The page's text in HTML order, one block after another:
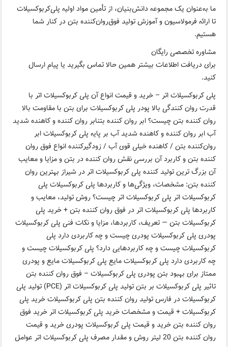
ما به‌عنوان یک مجموعه دانش‌بنیان، از تأمین مواد اولیه پلی‌کربوکسیلات
تا ارائه فرمولاسیون و آموزش تولید فوق‌روان‌کننده بتن در کنار شما
هستیم.
مشاوره تخصصی رایگان
برای دریافت اطلاعات بیشتر همین حالا تماس بگیرید یا پیام ارسال
کنید.
پلی کربوکسیلات اتر – خرید و قیمت انواع آن پلی کربوکسیلات اتر با
قدرت روان کنندگی بالا پودر پلی کربوکسیلات برای بتن با مقاومت بالا
روان کننده بتن چیست؟ ابر روان کننده بتنابر روان کننده و کاهنده شدید
آب ابر روان کننده و کاهنده شدید آب بر پایه پلی کربوکسیلات ابر
روان‌کننده بتن / کاهنده خیلی قوی آب / زودگیر‌کننده انواع فوق روان
کننده بتن و کاربرد آن بررسی نقش روان کننده در بتن و مزایا و معایب
آن بزرگ ترین تولید کننده پلی کربوکسیلات اتر در شیراز بهترین روان
کننده بتن: مشخصات، ویژگی‌ها و کاربردها پلی کربوکسیلات پلی
کربوکسیلات اتر پلی کربوکسیلات اتر چیست؟ روش تولید، معایب و
کاربردها پلی کربوکسیلات اتر در فوق روان کننده بتن + خرید پلی
کربوکسیلات بتن — تعریف، کاربردها، مزایا و نکات فنی پلی کربوکسیلات
پودری پلی کربوکسیلات پودری چیست و چه کاربردی دارد پلی
کربوکسیلات چیست و چه کاربردهایی دارد؟ پلی کربوکسیلات چیست و
چه کاربردی دارد پلی کربوکسیلات مایع پلی کربوکسیلات مایع و پودری
ممتاز برای بهبود بتن پودری پلی کربوکسیلات – فوق روان کننده بتن
تاثیر پلی کربوکسیلات بر بتن تولید پلی کربوکسیلات اتر (PCE) تولید پلی
کربوکسیلات در فارس تولید روان کننده بتن پلی کربوکسیلات خرید پلی
کربوکسیلات + قیمت و مشخصات خرید پلی کربوکسیلات اتر خرید فوق
روان کننده بتن خرید و قیمت پلی کربوکسیلات‌ پودری خرید و قیمت
روان کننده بتن 20 لیتر روش و مقدار مصرف پلی کربوکسیلات اتر عوامل